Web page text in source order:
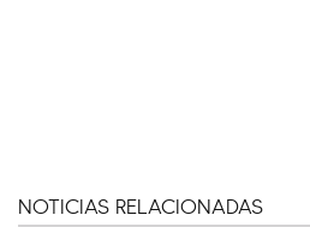
NOTICIAS RELACIONADAS